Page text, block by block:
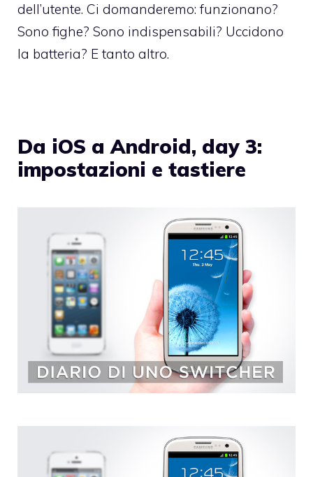
dell’utente. Ci domanderemo: funzionano?
Sono fighe? Sono indispensabili? Uccidono
la batteria? E tanto altro.
Da iOS a Android, day 3:
impostazioni e tastiere